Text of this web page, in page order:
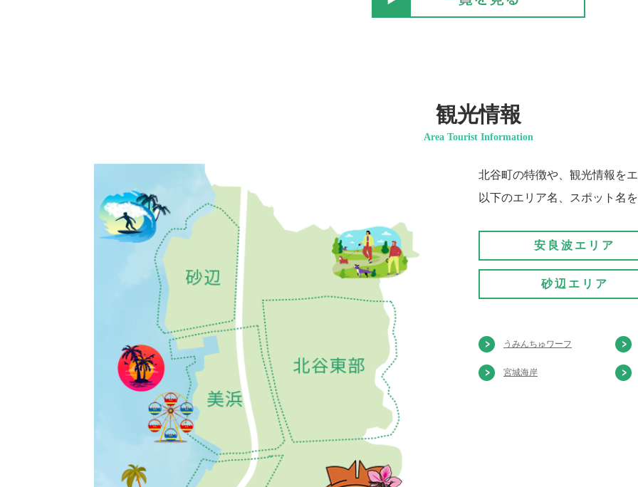
観光情報
Area Tourist Information
北谷町の特徴や、観光情報を
以下のエリア名、スポット名
安良波エリア
砂辺エリア
うみんちゅワーフ
宮城海岸